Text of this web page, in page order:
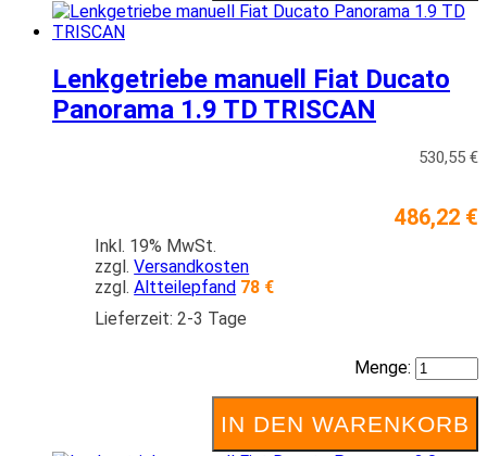
Lenkgetriebe manuell Fiat Ducato
Panorama 1.9 TD TRISCAN
530,55 €
486,22 €
Inkl. 19% MwSt.
zzgl.Versandkosten
zzgl.Altteilepfand 78 €
Lieferzeit: 2-3 Tage
Menge:
IN DEN WARENKORB